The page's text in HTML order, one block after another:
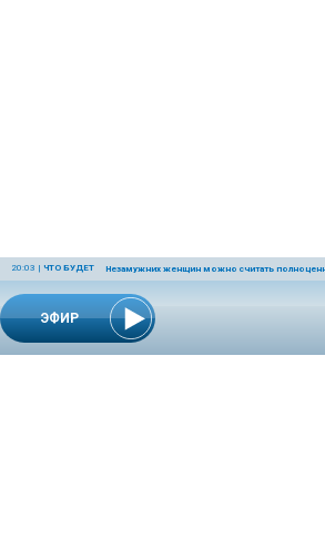
ЭФИР
20:03 | ЧТО БУДЕТ Незамужних женщин можно считать